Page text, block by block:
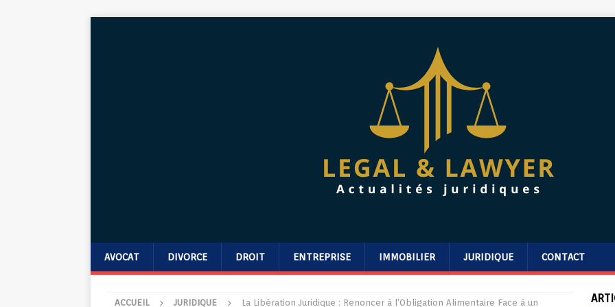
AVOCAT DIVORCE DROIT ENTREPRISE IMMOBILIER JURIDIQUE CONTACT
ACCUEIL JURIDIQUE
La Libération Juridique : Renoncer à l’Obligation Alimentaire Face à un